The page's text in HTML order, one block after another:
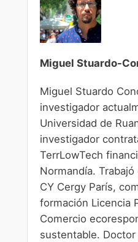
Miguel Stuardo-
Miguel Stuardo
investigador
Universidad de
investigador
TerrLowTech
Normandía.
CY Cergy París,
formación Licencia
Comercio
sustentable.